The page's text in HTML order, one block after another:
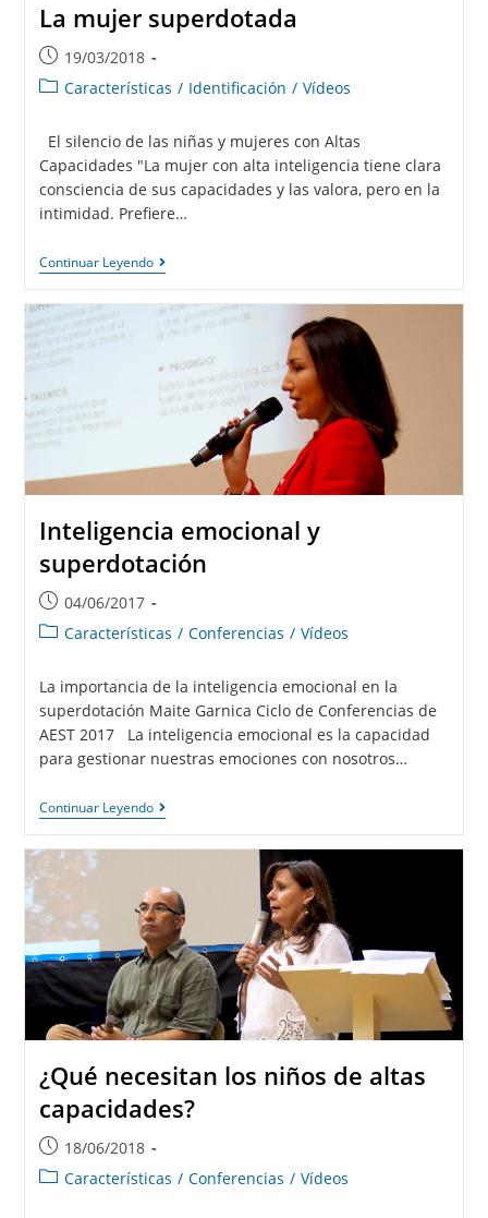
La mujer superdotada
19/03/2018
Características / Identificación / Vídeos
El silencio de las niñas y mujeres con Altas
Capacidades "La mujer con alta inteligencia tiene clara
consciencia de sus capacidades y las valora, pero en la
intimidad. Prefiere…
Continuar Leyendo
Inteligencia emocional y
superdotación
04/06/2017
Características / Conferencias / Vídeos
La importancia de la inteligencia emocional en la
superdotación Maite Garnica Ciclo de Conferencias de
AEST 2017 La inteligencia emocional es la capacidad
para gestionar nuestras emociones con nosotros…
Continuar Leyendo
¿Qué necesitan los niños de altas
capacidades?
18/06/2018
Características / Conferencias / Vídeos